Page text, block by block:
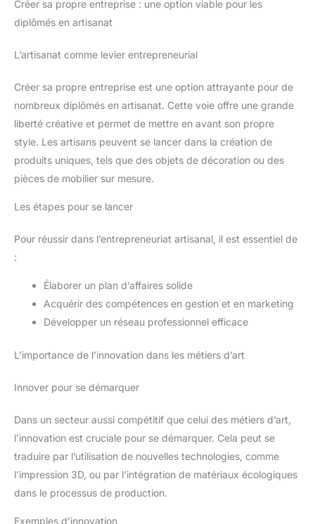
Créer sa propre entreprise : une option viable pour les
diplômés en artisanat
L’artisanat comme levier entrepreneurial
Créer sa propre entreprise est une option attrayante pour de
nombreux diplômés en artisanat. Cette voie offre une grande
liberté créative et permet de mettre en avant son propre
style. Les artisans peuvent se lancer dans la création de
produits uniques, tels que des objets de décoration ou des
pièces de mobilier sur mesure.
Les étapes pour se lancer
Pour réussir dans l’entrepreneuriat artisanal, il est essentiel de
:
Élaborer un plan d’affaires solide
Acquérir des compétences en gestion et en marketing
Développer un réseau professionnel efficace
L’importance de l’innovation dans les métiers d’art
Innover pour se démarquer
Dans un secteur aussi compétitif que celui des métiers d’art,
l’innovation est cruciale pour se démarquer. Cela peut se
traduire par l’utilisation de nouvelles technologies, comme
l’impression 3D, ou par l’intégration de matériaux écologiques
dans le processus de production.
Exemples d’innovation